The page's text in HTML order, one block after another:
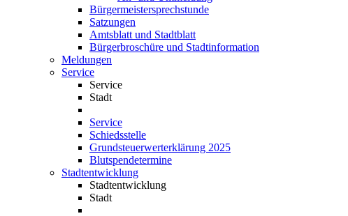
Bürgermeistersprechstunde
Satzungen
Amtsblatt und Stadtblatt
Bürgerbroschüre und Stadtinformation
Meldungen
Service
Service
Stadt
Service
Schiedsstelle
Grundsteuerwerterklärung 2025
Blutspendetermine
Stadtentwicklung
Stadtentwicklung
Stadt